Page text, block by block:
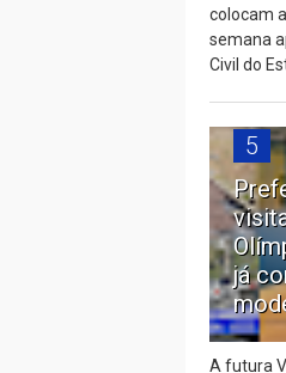
colocam
semana
Civil do
5
já
A futura